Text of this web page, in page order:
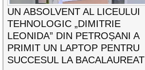
UN ABSOLVENT AL LICEULUI
TEHNOLOGIC „DIMITRIE
LEONIDA” DIN PETROȘANI A
PRIMIT UN LAPTOP PENTRU
SUCCESUL LA BACALAUREAT